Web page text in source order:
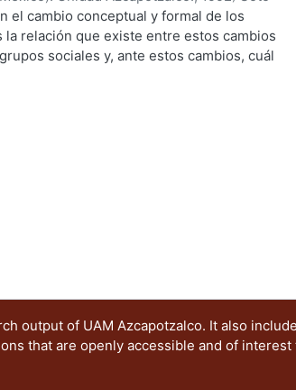
posiciones sobre este tema, en una
y a las que, a través de una
que nuestro grupo irá colaborando en la
el cambio conceptual y formal de los
relación que existe entre estos cambios
sociales y, ante estos cambios, cuál
output of UAM Azcapotzalco. It also
that are openly accessible and of interest